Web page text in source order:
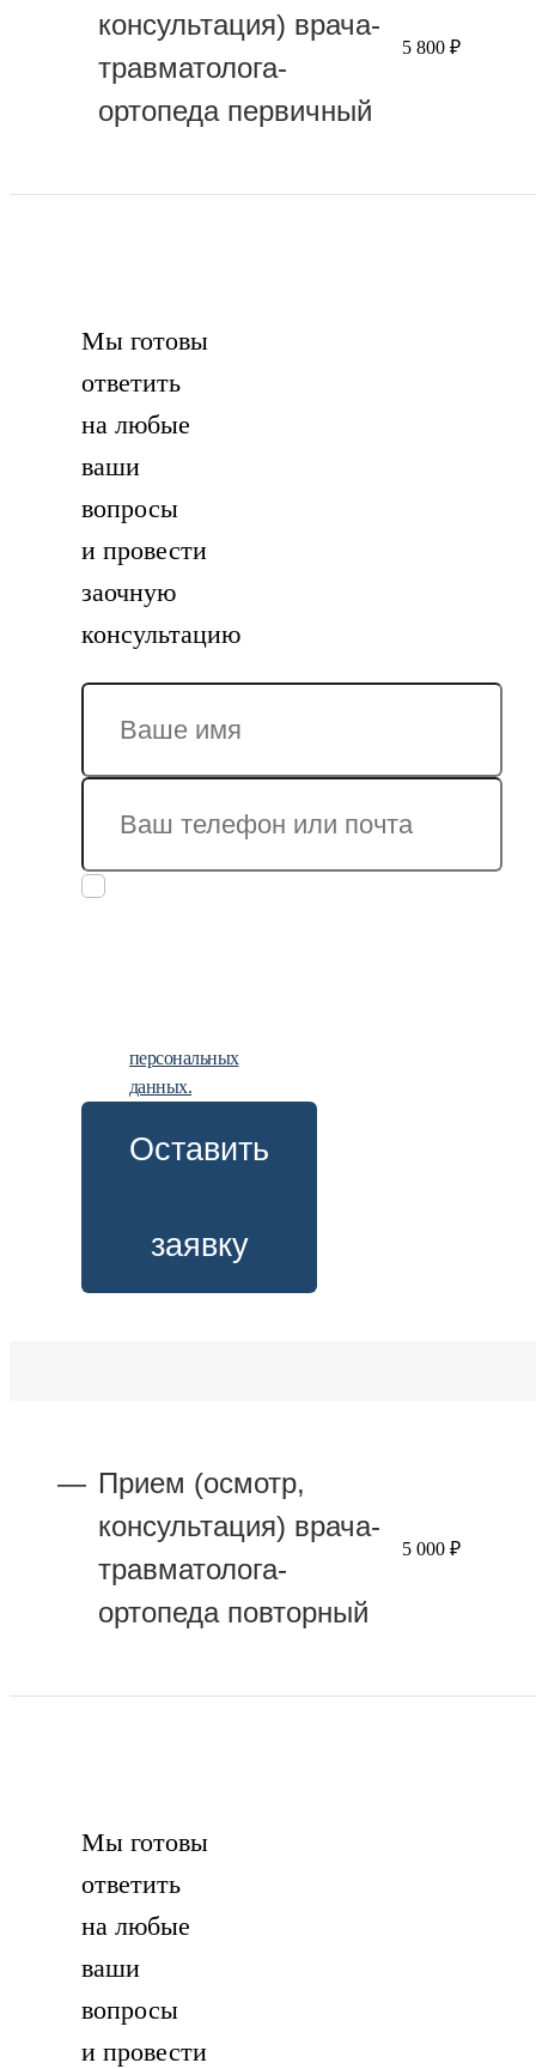
консультация) врача-
травматолога-
ортопеда первичный
5 800 ₽
Мы готовы
ответить
на любые
ваши
вопросы
и провести
заочную
консультацию
персональных
данных.
Оставить
заявку
Прием (осмотр,
консультация) врача-
травматолога-
ортопеда повторный
5 000 ₽
Мы готовы
ответить
на любые
ваши
вопросы
и провести